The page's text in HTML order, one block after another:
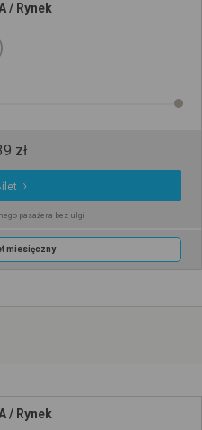
/ Rynek
zł
pasażera bez ulgi
miesięczny
/ Rynek